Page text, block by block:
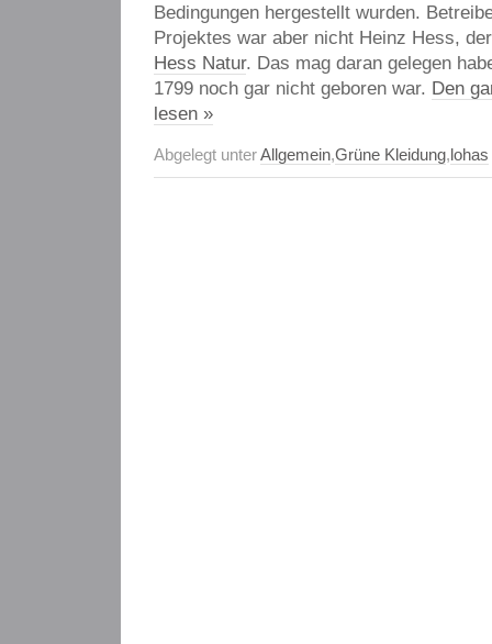
Bedingungen hergestellt wurden.
Projektes war aber nicht Heinz Hess,
Hess Natur. Das mag daran gelegen
1799 noch gar nicht geboren war. Den
lesen »
Abgelegt unterAllgemein,Grüne Kleidung,lohas